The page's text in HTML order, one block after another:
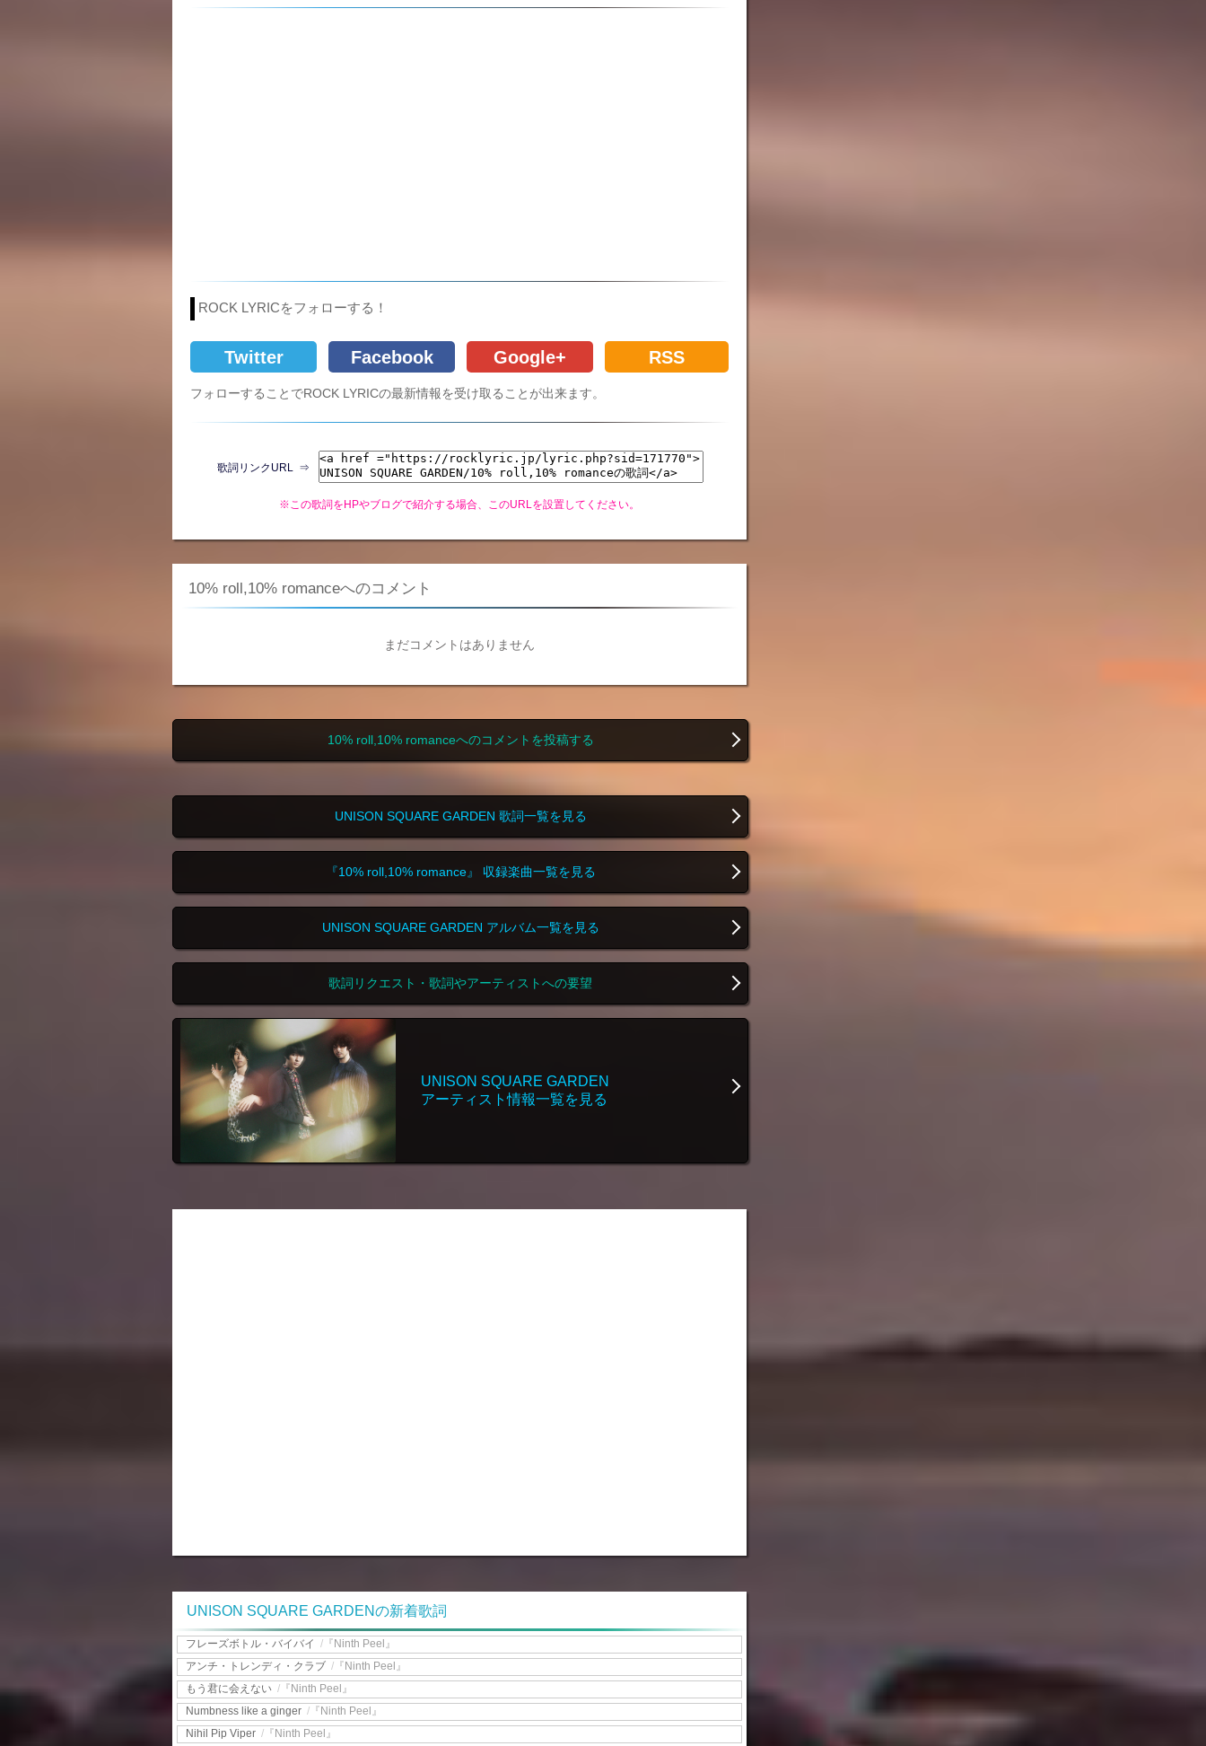
ROCK LYRICをフォローする！
Twitter Facebook Google+ RSS
フォローすることでROCK LYRICの最新情報を受け取ることが出来ます。
歌詞リンクURL ⇒
※この歌詞をHPやブログで紹介する場合、このURLを設置してください。
10% roll,10% romanceへのコメント
まだコメントはありません
10% roll,10% romanceへのコメントを投稿する
UNISON SQUARE GARDEN 歌詞一覧を見る
『10% roll,10% romance』 収録楽曲一覧を見る
UNISON SQUARE GARDEN アルバム一覧を見る
歌詞リクエスト・歌詞やアーティストへの要望
UNISON SQUARE GARDEN
アーティスト情報一覧を見る
UNISON SQUARE GARDENの新着歌詞
フレーズボトル・バイバイ / 『Ninth Peel』
アンチ・トレンディ・クラブ / 『Ninth Peel』
もう君に会えない / 『Ninth Peel』
Numbness like a ginger / 『Ninth Peel』
Nihil Pip Viper / 『Ninth Peel』